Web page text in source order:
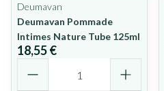
Deumavan
Deumavan Pommade
Intimes Nature Tube 125ml
18,55 €